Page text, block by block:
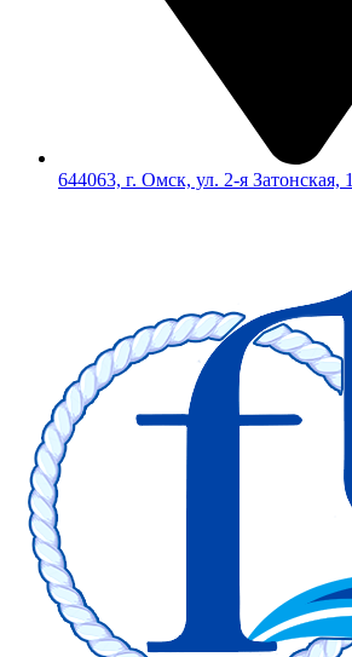
644063, г. Омск, ул. 2-я Затонская, 1